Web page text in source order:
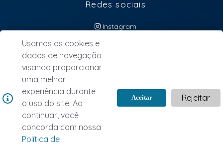
Redes sociais
Instagram
atendimento@lebillet.eu
NEWSLETTER
Usamos os cookies e
dados de navegação
visando proporcionar
uma melhor
experiência durante
o uso do site. Ao
continuar, você
concorda com nossa
Política de
Aceitar Rejeitar